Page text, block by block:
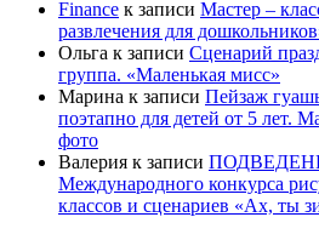
Finance к записи Мастер –
развлечения для
Ольга к записи Сценарий
группа. «Маленькая мисс»
Марина к записи Пейзаж
поэтапно для детей от 5 лет.
фото
Валерия к записи
Международного конкурса
классов и сценариев «Ах, ты